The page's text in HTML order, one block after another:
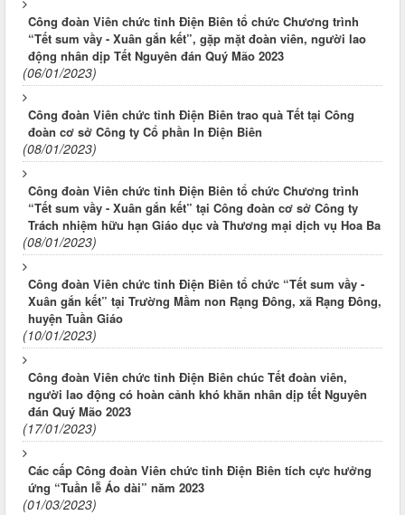
Công đoàn Viên chức tỉnh Điện Biên tổ chức Chương trình
“Tết sum vầy - Xuân gắn kết”, gặp mặt đoàn viên, người lao
động nhân dịp Tết Nguyên đán Quý Mão 2023
(06/01/2023)
Công đoàn Viên chức tỉnh Điện Biên trao quà Tết tại Công
đoàn cơ sở Công ty Cổ phần In Điện Biên
(08/01/2023)
Công đoàn Viên chức tỉnh Điện Biên tổ chức Chương trình
“Tết sum vầy - Xuân gắn kết” tại Công đoàn cơ sở Công ty
Trách nhiệm hữu hạn Giáo dục và Thương mại dịch vụ Hoa Ba
(08/01/2023)
Công đoàn Viên chức tỉnh Điện Biên tổ chức “Tết sum vầy -
Xuân gắn kết” tại Trường Mầm non Rạng Đông, xã Rạng Đông,
huyện Tuần Giáo
(10/01/2023)
Công đoàn Viên chức tỉnh Điện Biên chúc Tết đoàn viên,
người lao động có hoàn cảnh khó khăn nhân dịp tết Nguyên
đán Quý Mão 2023
(17/01/2023)
Các cấp Công đoàn Viên chức tỉnh Điện Biên tích cực hưởng
ứng “Tuần lễ Áo dài” năm 2023
(01/03/2023)